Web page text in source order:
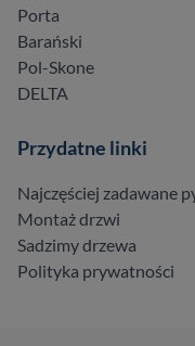
Porta
Barański
Pol-Skone
DELTA
Przydatne linki
Najczęściej zadawane
Montaż drzwi
Sadzimy drzewa
Polityka prywatności